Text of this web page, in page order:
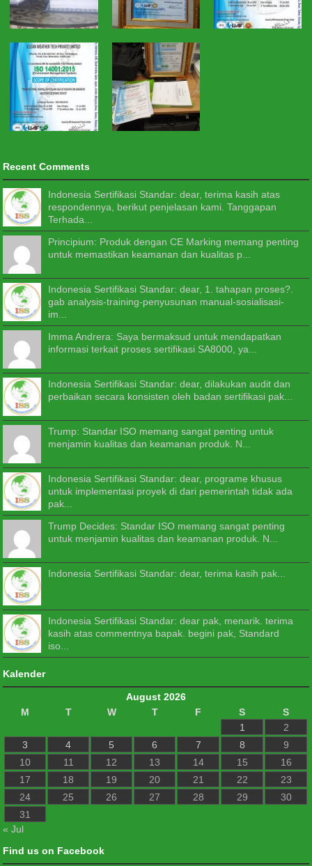
Recent Comments
Indonesia Sertifikasi Standar: dear, terima kasih atas
respondennya, berikut penjelasan kami. Tanggapan
Terhada...
Principium: Produk dengan CE Marking memang penting
untuk memastikan keamanan dan kualitas p...
Indonesia Sertifikasi Standar: dear, 1. tahapan proses?.
gab analysis-training-penyusunan manual-sosialisasi-
im...
Imma Andrera: Saya bermaksud untuk mendapatkan
informasi terkait proses sertifikasi SA8000, ya...
Indonesia Sertifikasi Standar: dear, dilakukan audit dan
perbaikan secara konsisten oleh badan sertifikasi pak...
Trump: Standar ISO memang sangat penting untuk
menjamin kualitas dan keamanan produk. N...
Indonesia Sertifikasi Standar: dear, programe khusus
untuk implementasi proyek di dari pemerintah tidak ada
pak...
Trump Decides: Standar ISO memang sangat penting
untuk menjamin kualitas dan keamanan produk. N...
Indonesia Sertifikasi Standar: dear, terima kasih pak...
Indonesia Sertifikasi Standar: dear pak, menarik. terima
kasih atas commentnya bapak. begini pak, Standard
iso...
Kalender
August 2026
M
T W T F S
S
1
2
3
4 5 6 7 8
9
10
11 12 13 14 15
16
17
18 19 20 21 22
23
24
25 26 27 28 29
30
31
« Jul
Find us on Facebook